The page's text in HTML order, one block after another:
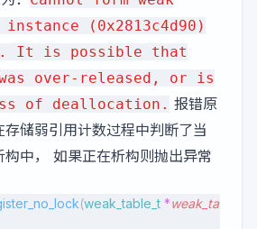
(0x2813c4d90)
It is possible that
over-released, or is
of deallocation. 报错原
存储弱引用计数过程中判断了当
中， 如果正在析构则抛出异常
(weak_table_t *weak_table